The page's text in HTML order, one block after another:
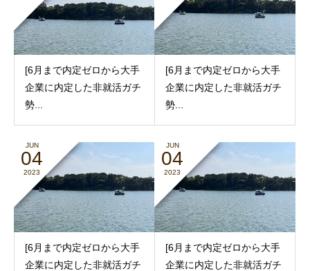
[6月まで内定ゼロから大手
企業に内定した非就活ガチ
勢...
[6月まで内定ゼロから大手
企業に内定した非就活ガチ
勢...
JUN
04
2023
[6月まで内定ゼロから大手
企業に内定した非就活ガチ
JUN
04
2023
[6月まで内定ゼロから大手
企業に内定した非就活ガチ